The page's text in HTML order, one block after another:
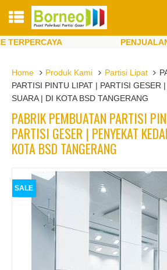
PENJUALAN
Home
Produk Kami Partisi Lipat
PARTISI PINTU LIPAT | PARTISI GESER
SUARA | DI KOTA BSD TANGERANG
PABRIK PEMBUATAN PARTISI
PARTISI GESER | PENYEKAT
KOTA BSD TANGERANG
SALE